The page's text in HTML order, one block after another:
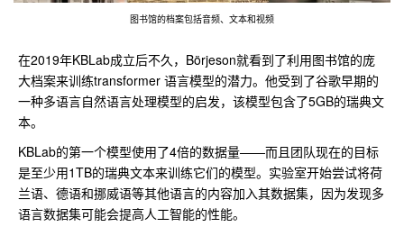
图书馆的档案包括音频、文本和视频
在2019年KBLab成立后不久，Börjeson就看到了利用图书馆的庞
大档案来训练transformer 语言模型的潜力。他受到了谷歌早期的
一种多语言自然语言处理模型的启发，该模型包含了5GB的瑞典文
本。
KBLab的第一个模型使用了4倍的数据量——而且团队现在的目标
是至少用1TB的瑞典文本来训练它们的模型。实验室开始尝试将荷
兰语、德语和挪威语等其他语言的内容加入其数据集，因为发现多
语言数据集可能会提高人工智能的性能。